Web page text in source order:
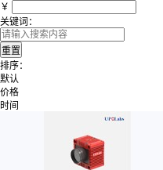
￥
关键词：
排序：
默认
价格
时间